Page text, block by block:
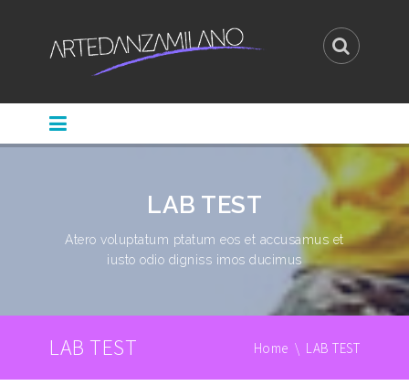
LAB TEST
Atero voluptatum ptatum eos et accusamus et
iusto odio digniss imos ducimus
LAB TEST Home \ LAB TEST